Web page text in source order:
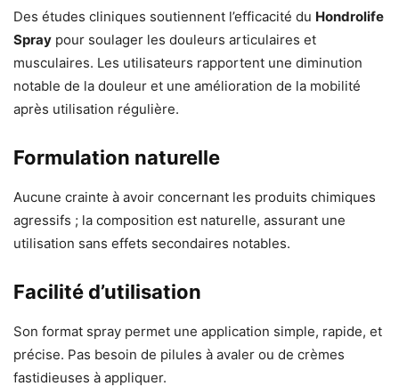
Des études cliniques soutiennent l’efficacité du Hondrolife
Spray pour soulager les douleurs articulaires et
musculaires. Les utilisateurs rapportent une diminution
notable de la douleur et une amélioration de la mobilité
après utilisation régulière.
Formulation naturelle
Aucune crainte à avoir concernant les produits chimiques
agressifs ; la composition est naturelle, assurant une
utilisation sans effets secondaires notables.
Facilité d’utilisation
Son format spray permet une application simple, rapide, et
précise. Pas besoin de pilules à avaler ou de crèmes
fastidieuses à appliquer.